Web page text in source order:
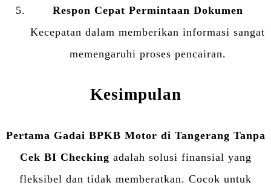
Respon Cepat Permintaan Dokumen
Kecepatan dalam memberikan informasi sangat
memengaruhi proses pencairan.
Kesimpulan
Pertama Gadai BPKB Motor di Tangerang Tanpa
Cek BI Checking adalah solusi finansial yang
fleksibel dan tidak memberatkan. Cocok untuk